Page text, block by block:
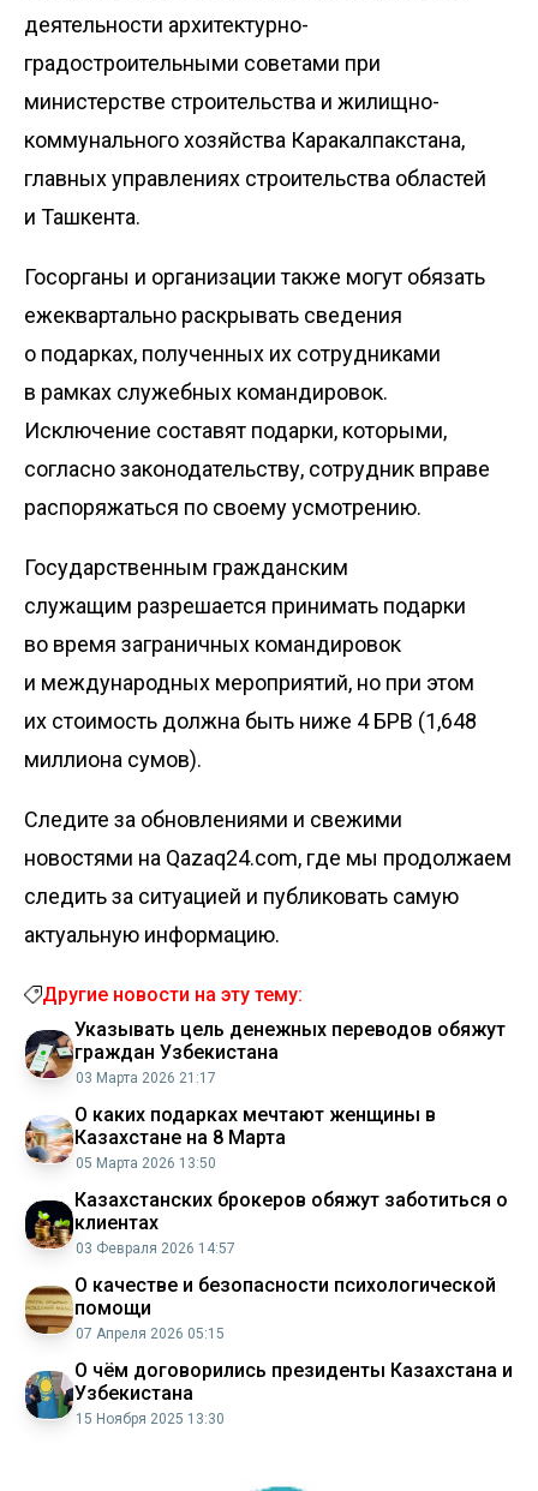
деятельности архитектурно-
градостроительными советами при
министерстве строительства и жилищно-
коммунального хозяйства Каракалпакстана,
главных управлениях строительства областей
и Ташкента.
Госорганы и организации также могут обязать
ежеквартально раскрывать сведения
о подарках, полученных их сотрудниками
в рамках служебных командировок.
Исключение составят подарки, которыми,
согласно законодательству, сотрудник вправе
распоряжаться по своему усмотрению.
Государственным гражданским
служащим разрешается принимать подарки
во время заграничных командировок
и международных мероприятий, но при этом
их стоимость должна быть ниже 4 БРВ (1,648
миллиона сумов).
Следите за обновлениями и свежими
новостями на Qazaq24.com, где мы продолжаем
следить за ситуацией и публиковать самую
актуальную информацию.
Другие новости на эту тему:
Указывать цель денежных переводов обяжут
граждан Узбекистана
03 Марта 2026 21:17
О каких подарках мечтают женщины в
Казахстане на 8 Марта
05 Марта 2026 13:50
Казахстанских брокеров обяжут заботиться о
клиентах
03 Февраля 2026 14:57
О качестве и безопасности психологической
помощи
07 Апреля 2026 05:15
О чём договорились президенты Казахстана и
Узбекистана
15 Ноября 2025 13:30